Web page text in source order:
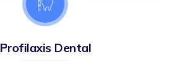
Profilaxis Dental